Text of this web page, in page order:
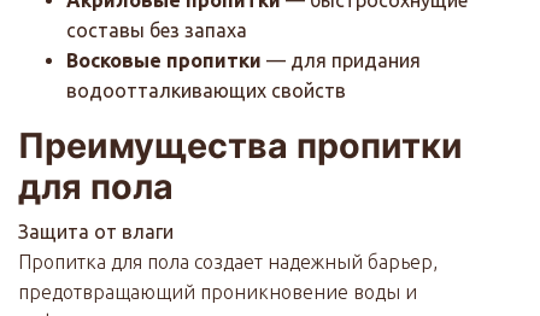
составы без запаха
Восковые пропитки — для придания
водоотталкивающих свойств
Преимущества пропитки
для пола
Защита от влаги
Пропитка для пола создает надежный барьер,
предотвращающий проникновение воды и